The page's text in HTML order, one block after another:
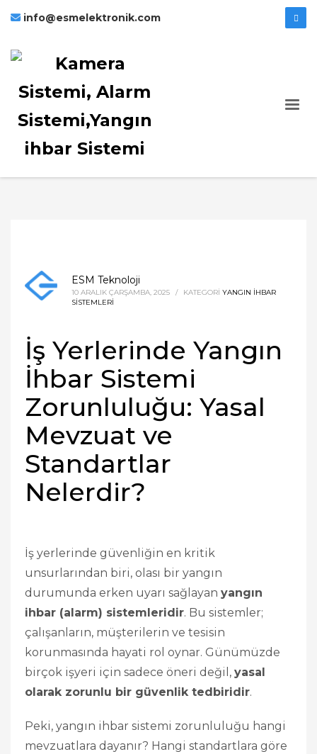
info@esmelektronik.com
ESM Teknoloji
10 ARALIK ÇARŞAMBA, 2025 / KATEGORI YANGIN İHBAR
SISTEMLERI
İş Yerlerinde Yangın
İhbar Sistemi
Zorunluluğu: Yasal
Mevzuat ve
Standartlar
Nelerdir?
İş yerlerinde güvenliğin en kritik
unsurlarından biri, olası bir yangın
durumunda erken uyarı sağlayan yangın
ihbar (alarm) sistemleridir. Bu sistemler;
çalışanların, müşterilerin ve tesisin
korunmasında hayati rol oynar. Günümüzde
birçok işyeri için sadece öneri değil, yasal
olarak zorunlu bir güvenlik tedbiridir.
Peki, yangın ihbar sistemi zorunluluğu hangi
mevzuatlara dayanır? Hangi standartlara göre